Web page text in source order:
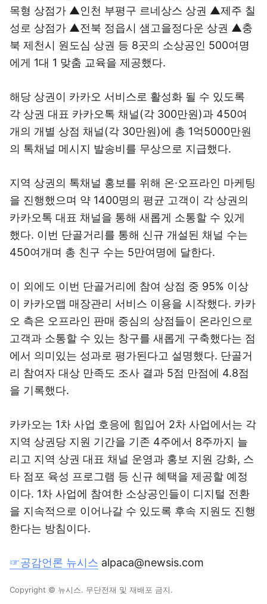
목형 상점가 ▲인천 부평구 르네상스 상권 ▲제주 칠
성로 상점가 ▲전북 정읍시 샘고을정다운 상권 ▲충
북 제천시 원도심 상권 등 8곳의 소상공인 500여명
에게 1대 1 맞춤 교육을 제공했다.
해당 상권이 카카오 서비스로 활성화 될 수 있도록
각 상권 대표 카카오톡 채널(각 300만원)과 450여
개의 개별 상점 채널(각 30만원)에 총 1억5000만원
의 톡채널 메시지 발송비를 무상으로 지급했다.
지역 상권의 톡채널 홍보를 위해 온·오프라인 마케팅
을 진행했으며 약 1400명의 평균 고객이 각 상권의
카카오톡 대표 채널을 통해 새롭게 소통할 수 있게
했다. 이번 단골거리를 통해 신규 개설된 채널 수는
450여개며 총 친구 수는 5만여명에 달한다.
이 외에도 이번 단골거리에 참여 상점 중 95% 이상
이 카카오맵 매장관리 서비스 이용을 시작했다. 카카
오 측은 오프라인 판매 중심의 상점들이 온라인으로
고객과 소통할 수 있는 창구를 새롭게 구축했다는 점
에서 의미있는 성과로 평가된다고 설명했다. 단골거
리 참여자 대상 만족도 조사 결과 5점 만점에 4.8점
을 기록했다.
카카오는 1차 사업 호응에 힘입어 2차 사업에서는 각
지역 상권당 지원 기간을 기존 4주에서 8주까지 늘
리고 지역 상권 대표 채널 운영과 홍보 지원 강화, 스
타 점포 육성 프로그램 등 신규 혜택을 제공할 예정
이다. 1차 사업에 참여한 소상공인들이 디지털 전환
을 지속적으로 이어나갈 수 있도록 후속 지원도 진행
한다는 방침이다.
☞공감언론 뉴시스 alpaca@newsis.com
Copyright © 뉴시스. 무단전재 및 재배포 금지.